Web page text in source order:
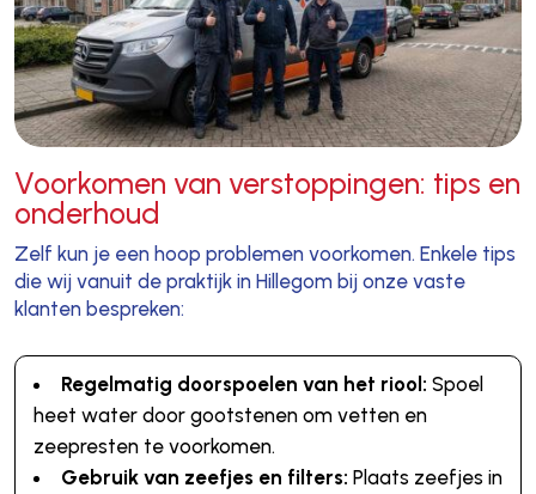
Voorkomen van verstoppingen: tips en
onderhoud
Zelf kun je een hoop problemen voorkomen. Enkele tips
die wij vanuit de praktijk in Hillegom bij onze vaste
klanten bespreken:
Regelmatig doorspoelen van het riool: Spoel
heet water door gootstenen om vetten en
zeepresten te voorkomen.
Gebruik van zeefjes en filters: Plaats zeefjes in